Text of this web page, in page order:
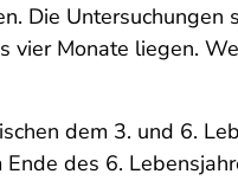
Die Untersuchungen
vier Monate liegen.
dem 3. und 6.
des 6.